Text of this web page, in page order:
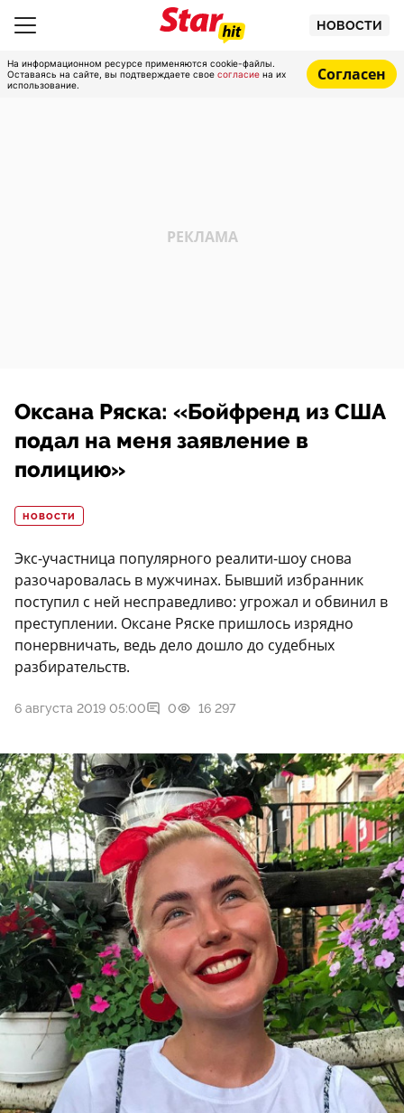
НОВОСТИ
На информационном ресурсе применяются cookie-файлы.
Оставаясь на сайте, вы подтверждаете свое согласие на их
использование.
Согласен
Оксана Ряска: «Бойфренд из США
подал на меня заявление в
полицию»
НОВОСТИ
Экс-участница популярного реалити-шоу снова
разочаровалась в мужчинах. Бывший избранник
поступил с ней несправедливо: угрожал и обвинил в
преступлении. Оксане Ряске пришлось изрядно
понервничать, ведь дело дошло до судебных
разбирательств.
6 августа 2019 05:00 0 16 297